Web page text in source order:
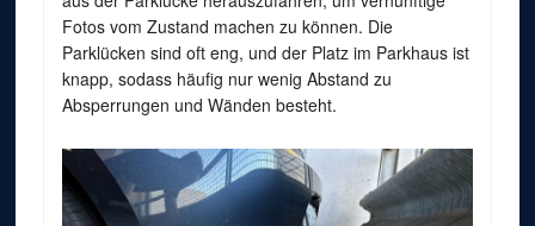
Fotos vom Zustand machen zu können. Die
Parklücken sind oft eng, und der Platz im Parkhaus ist
knapp, sodass häufig nur wenig Abstand zu
Absperrungen und Wänden besteht.